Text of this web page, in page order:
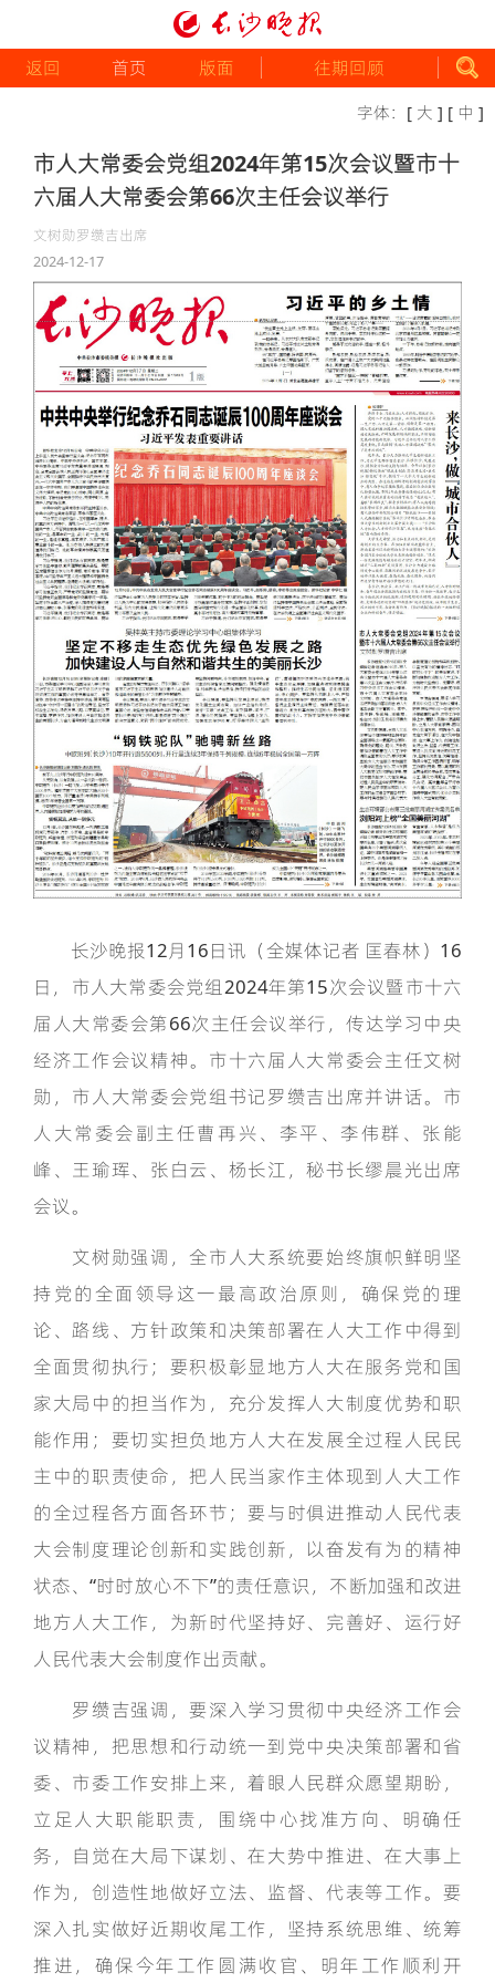
返回 首页 版面 往期回顾
字体： [ 大 ] [ 中 ]
市人大常委会党组2024年第15次会议暨市十
六届人大常委会第66次主任会议举行
文树勋罗缵吉出席
2024-12-17
长沙晚报12月16日讯（全媒体记者 匡春林）16
日，市人大常委会党组2024年第15次会议暨市十六
届人大常委会第66次主任会议举行，传达学习中央
经济工作会议精神。市十六届人大常委会主任文树
勋，市人大常委会党组书记罗缵吉出席并讲话。市
人大常委会副主任曹再兴、李平、李伟群、张能
峰、王瑜珲、张白云、杨长江，秘书长缪晨光出席
会议。
文树勋强调，全市人大系统要始终旗帜鲜明坚
持党的全面领导这一最高政治原则，确保党的理
论、路线、方针政策和决策部署在人大工作中得到
全面贯彻执行；要积极彰显地方人大在服务党和国
家大局中的担当作为，充分发挥人大制度优势和职
能作用；要切实担负地方人大在发展全过程人民民
主中的职责使命，把人民当家作主体现到人大工作
的全过程各方面各环节；要与时俱进推动人民代表
大会制度理论创新和实践创新，以奋发有为的精神
状态、“时时放心不下”的责任意识，不断加强和改进
地方人大工作，为新时代坚持好、完善好、运行好
人民代表大会制度作出贡献。
罗缵吉强调，要深入学习贯彻中央经济工作会
议精神，把思想和行动统一到党中央决策部署和省
委、市委工作安排上来，着眼人民群众愿望期盼，
立足人大职能职责，围绕中心找准方向、明确任
务，自觉在大局下谋划、在大势中推进、在大事上
作为，创造性地做好立法、监督、代表等工作。要
深入扎实做好近期收尾工作，坚持系统思维、统筹
推进，确保今年工作圆满收官、明年工作顺利开